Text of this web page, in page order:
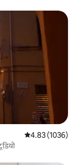
औसत रेटिंग 5 में से
4.83 (1036)